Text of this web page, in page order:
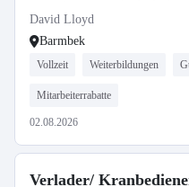
David Lloyd
Barmbek
Vollzeit Weiterbildungen
Mitarbeiterrabatte
02.08.2026
Verlader/